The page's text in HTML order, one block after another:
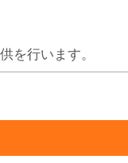
を行います。